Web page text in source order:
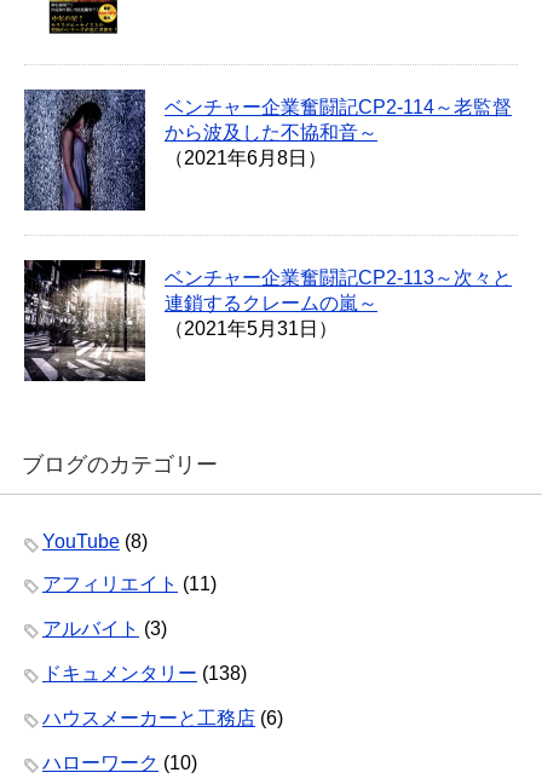
ベンチャー企業奮闘記CP2-114～老監督
から波及した不協和音～
（2021年6月8日）
ベンチャー企業奮闘記CP2-113～次々と
連鎖するクレームの嵐～
（2021年5月31日）
ブログのカテゴリー
YouTube (8)
アフィリエイト (11)
アルバイト (3)
ドキュメンタリー (138)
ハウスメーカーと工務店 (6)
ハローワーク (10)